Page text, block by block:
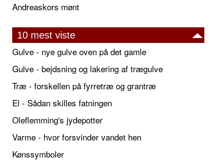
Andreaskors mønt
10 mest viste
Gulve - nye gulve oven på det gamle
Gulve - bejdsning og lakering af trægulve
Træ - forskellen på fyrretræ og grantræ
El - Sådan skilles fatningen
Oleflemming's jydepotter
Varme - hvor forsvinder vandet hen
Kønssymboler